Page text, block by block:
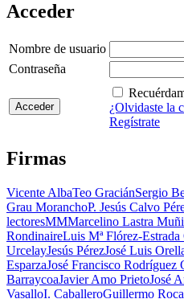
Acceder
Nombre de usuario
Contraseña
¿Olvidaste la
Regístrate
Firmas
Vicente AlbaTeo GraciánSergio
Grau MoranchoP. Jesús Calvo
lectoresMMMarcelino Lastra
RondinaireLuis Mª Flórez-
UrcelayJesús PérezJosé Luis
EsparzaJosé Francisco Rodríguez
BarraycoaJavier Amo PrietoJosé
VasalloI. CaballeroGuillermo